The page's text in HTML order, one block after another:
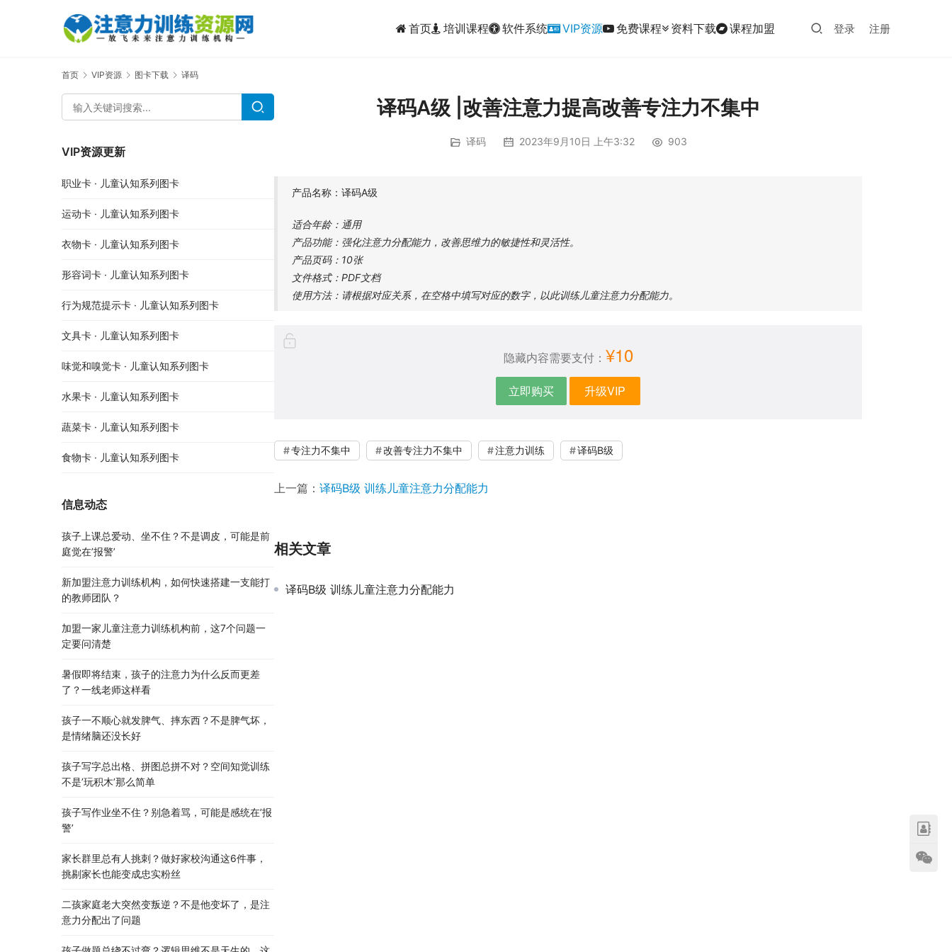
首页 培训课程 软件系统 VIP资源 免费课程 资料下载 课程加盟 登录 注册
首页 VIP资源 图卡下载 译码
译码A级 |改善注意力提高改善专注力不集中
译码 2023年9月10日 上午3:32 903
产品名称：译码A级
适合年龄：通用
产品功能：强化注意力分配能力，改善思维力的敏捷性和灵活性。
产品页码：10张
文件格式：PDF文档
使用方法：请根据对应关系，在空格中填写对应的数字，以此训练儿童注意力分配能力。
隐藏内容需要支付： ¥10
立即购买 升级VIP
专注力不集中 改善专注力不集中 注意力训练 译码B级
上一篇： 译码B级 训练儿童注意力分配能力
相关文章
译码B级 训练儿童注意力分配能力
VIP资源更新
职业卡 · 儿童认知系列图卡
运动卡 · 儿童认知系列图卡
衣物卡 · 儿童认知系列图卡
形容词卡 · 儿童认知系列图卡
行为规范提示卡 · 儿童认知系列图卡
文具卡 · 儿童认知系列图卡
味觉和嗅觉卡 · 儿童认知系列图卡
水果卡 · 儿童认知系列图卡
蔬菜卡 · 儿童认知系列图卡
食物卡 · 儿童认知系列图卡
信息动态
孩子上课总爱动、坐不住？不是调皮，可能是前
庭觉在’报警’
新加盟注意力训练机构，如何快速搭建一支能打
的教师团队？
加盟一家儿童注意力训练机构前，这7个问题一
定要问清楚
暑假即将结束，孩子的注意力为什么反而更差
了？一线老师这样看
孩子一不顺心就发脾气、摔东西？不是脾气坏，
是情绪脑还没长好
孩子写字总出格、拼图总拼不对？空间知觉训练
不是’玩积木’那么简单
孩子写作业坐不住？别急着骂，可能是感统在’报
警’
家长群里总有人挑刺？做好家校沟通这6件事，
挑剔家长也能变成忠实粉丝
二孩家庭老大突然变叛逆？不是他变坏了，是注
意力分配出了问题